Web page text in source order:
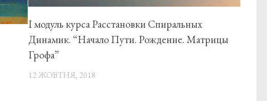
I модуль курса Расстановки Спиральных
Динамик. “Начало Пути. Рождение. Матрицы
Грофа”
12 ЖОВТНЯ, 2018